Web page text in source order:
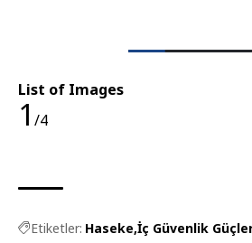
List of Images
1 /4
Etiketler: Haseke İç Güvenlik